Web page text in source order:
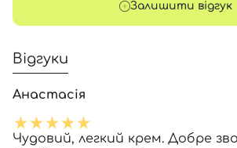
Залишити відгук
Відгуки
Анастасія
Чудовий, легкий крем. Добре